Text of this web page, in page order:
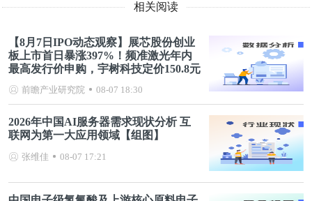
相关阅读
【8月7日IPO动态观察】展芯股份创业
板上市首日暴涨397%！频准激光年内
最高发行价申购，宇树科技定价150.8元
前瞻产业研究院 08-07 18:30
2026年中国AI服务器需求现状分析 互
联网为第一大应用领域【组图】
张维佳 08-07 17:21